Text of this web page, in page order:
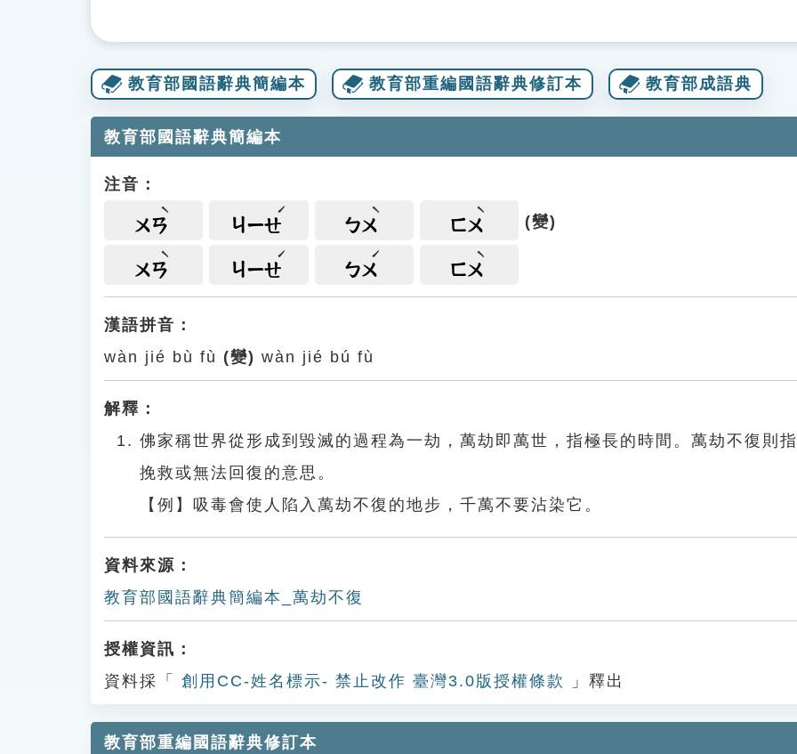
教育部國語辭典簡編本 教育部重編國語辭典修訂本 教育部成語典
教育部國語辭典簡編本
注音：
ㄨㄢ ㄐㄧㄝ ㄅㄨ ㄈㄨ (變)
ㄨㄢ ㄐㄧㄝ ㄅㄨ ㄈㄨ
漢語拼音：
wàn jié bù fù (變) wàn jié bú fù
解釋：
佛家稱世界從形成到毀滅的過程為一劫，萬劫即萬世，指極長的時間。萬劫不復則
挽救或無法回復的意思。
【例】吸毒會使人陷入萬劫不復的地步，千萬不要沾染它。
資料來源：
教育部國語辭典簡編本_萬劫不復
授權資訊：
資料採「
創用CC-姓名標示- 禁止改作 臺灣3.0版授權條款 」釋出
教育部重編國語辭典修訂本